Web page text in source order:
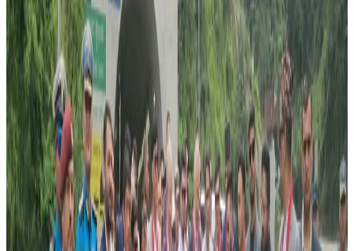
भएको एक हमलामा इटालियन राजदूत लुका अटानासियो मारिएका
हुन् ।
हमला लगत्तै अस्पताल लगिएका राजदूत अटानासियोलाई
चिकित्सकले मृत घोषणा गरेका छन् । पूर्वी कंगोमा संयुक्त राष्ट्रसंघको
एउटा टोलीमा सामेल उहाँ विश्व खाद्य कार्यक्रमसँग आवद्ध रहनुभएको
थियो । उक्त टोलीमा सहभागी इटालीका एक प्रहरी अधिकारी समेतको
मृत्यु भएको छ । कंगोको विदेश मन्त्रालयले उक्त घटनाको पुष्टि गर्दै
घटनाप्रति दुःख प्रकट गरेपनि हमलामा कसको संलग्नता छ भन्ने प्रस्ट हुन
सकेको छैन । ४३ वर्षीय राजदूत अटानासियो सन् २०१७ देखि कंगोमा